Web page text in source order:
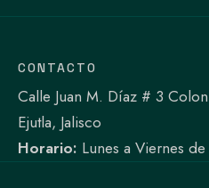
CONTACTO
Calle Juan M. Díaz # 3
Ejutla, Jalisco
Horario: Lunes a Viernes